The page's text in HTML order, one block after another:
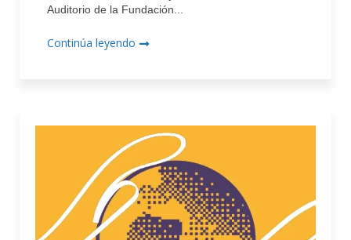
Auditorio de la Fundación...
Continúa leyendo